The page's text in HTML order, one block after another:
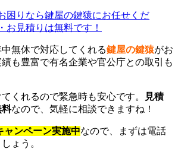
無休で対応してくれる鍵屋の鍵猿がお
も豊富で有名企業や官公庁との取引も
くれるので緊急時も安心です。
見積
料なので、気軽に相談できますね！
ャンペーン実施中なので、まずは電話
ょう。